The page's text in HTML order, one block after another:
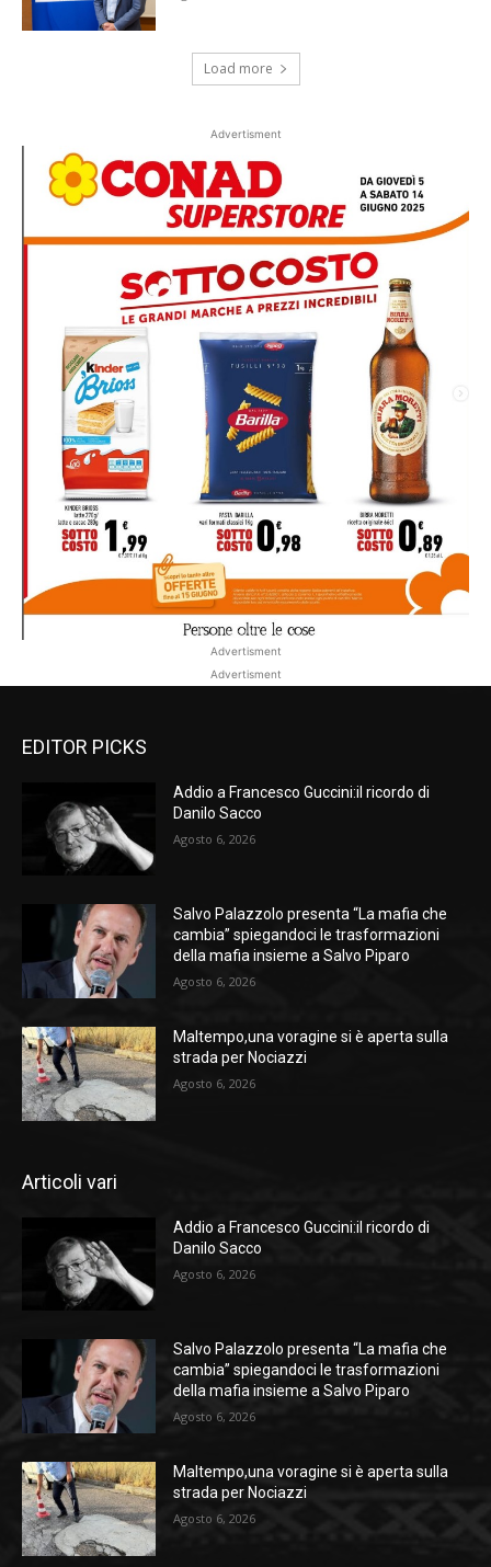
Load more
Advertisment
Advertisment
Advertisment
EDITOR PICKS
Addio a Francesco Guccini:il ricordo di
Danilo Sacco
Agosto 6, 2026
Salvo Palazzolo presenta “La mafia che
cambia” spiegandoci le trasformazioni
della mafia insieme a Salvo Piparo
Agosto 6, 2026
Maltempo,una voragine si è aperta sulla
strada per Nociazzi
Agosto 6, 2026
Articoli vari
Addio a Francesco Guccini:il ricordo di
Danilo Sacco
Agosto 6, 2026
Salvo Palazzolo presenta “La mafia che
cambia” spiegandoci le trasformazioni
della mafia insieme a Salvo Piparo
Agosto 6, 2026
Maltempo,una voragine si è aperta sulla
strada per Nociazzi
Agosto 6, 2026